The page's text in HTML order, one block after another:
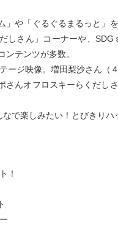
」や「ぐるぐるまるっと」
しさん」コーナーや、
ンテンツが多数。
ージ映像。増田梨沙さん（
さんオフロスキーらくだし
なで楽しみたい！とびきりハ
！